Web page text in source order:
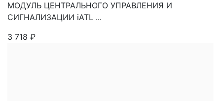
МОДУЛЬ ЦЕНТРАЛЬНОГО УПРАВЛЕНИЯ И
СИГНАЛИЗАЦИИ iATL ...
3 718 ₽